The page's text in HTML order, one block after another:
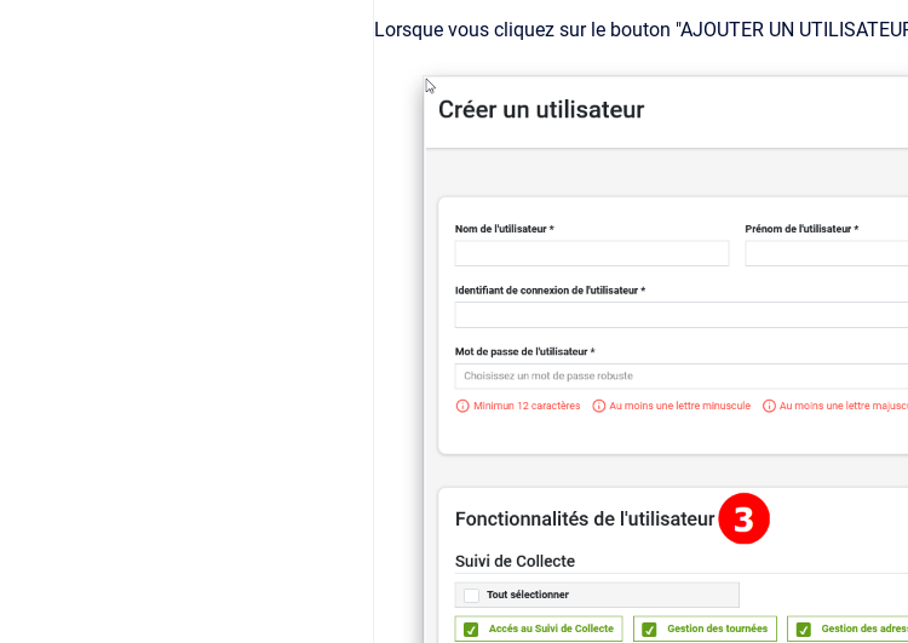
Lorsque vous cliquez sur le bouton "AJOUTER UN